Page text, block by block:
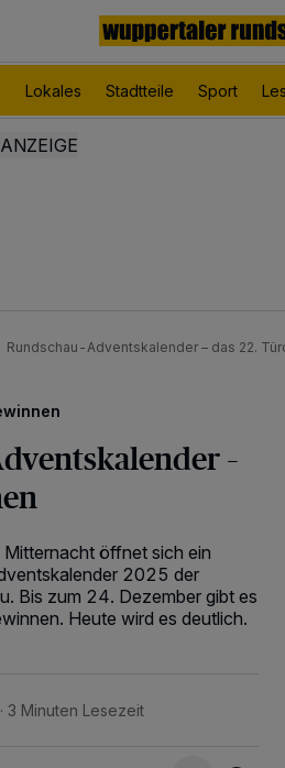
Lokales Stadtteile Sport
Rundschau-Adventskalender – das 22.
–
Mitternacht öffnet sich ein
2025 der
Bis zum 24. Dezember gibt es
Heute wird es deutlich.
3 Minuten Lesezeit